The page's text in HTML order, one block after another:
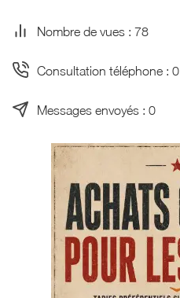
Nombre de vues : 78
Consultation téléphone : 0
Messages envoyés : 0